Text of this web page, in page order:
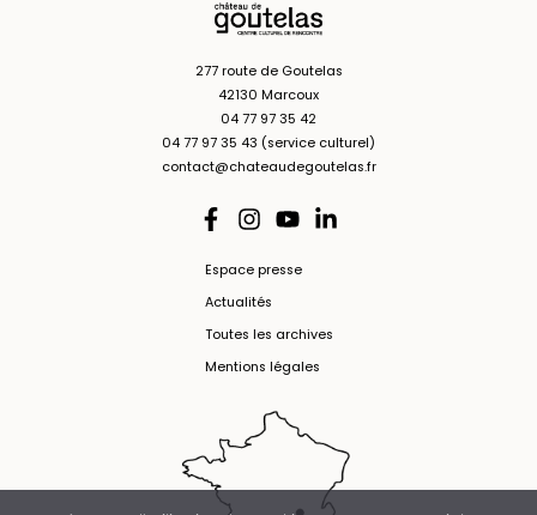
277 route de Goutelas
42130 Marcoux
04 77 97 35 42
04 77 97 35 43 (service culturel)
contact@chateaudegoutelas.fr
Espace presse
Actualités
Toutes les archives
Mentions légales